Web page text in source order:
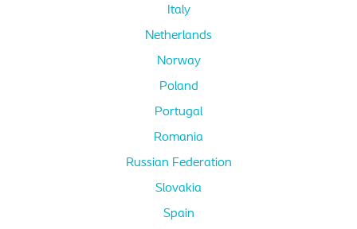
Italy
Netherlands
Norway
Poland
Portugal
Romania
Russian Federation
Slovakia
Spain